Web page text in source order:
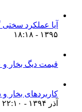
آیا عملکرد
۱۳۹۵ - ۱۸:۱۸
قیمت دیگ بخار و
کاربردهای بخار
آذر ۱۳۹۴ - ۲۲:۱۰